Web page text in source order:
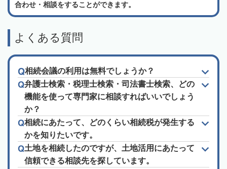
合わせ・相談をすることができます。
よくある質問
相続会議の利用は無料でしょうか？
弁護士検索・税理士検索・司法書士検索、どの
機能を使って専門家に相談すればいいでしょう
か？
相続にあたって、どのくらい相続税が発生する
かを知りたいです。
土地を相続したのですが、土地活用にあたって
信頼できる相談先を探しています。